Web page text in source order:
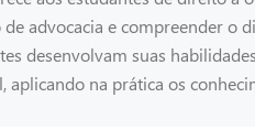
advocacia e compreender o
desenvolvam suas
na prática os